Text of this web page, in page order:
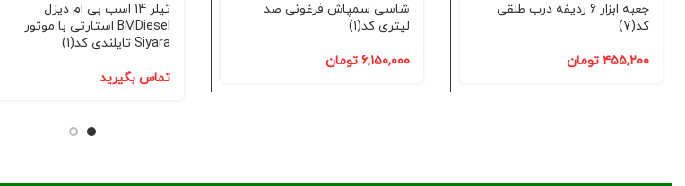
جعبه ابزار 6 ردیفه درب طلقی
کد(7)
۴۵۵,۲۰۰ تومان
شاسی سمپاش فرغونی صد
لیتری کد(1)
۶,۱۵۰,۰۰۰ تومان
تیلر 14 اسب بی ام دیزل
BMDiesel استارتی با موتور
Siyara تایلندی کد(1)
تماس بگیرید